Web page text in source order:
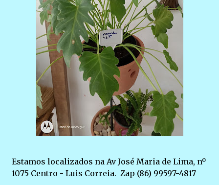
Estamos localizados na Av José Maria de Lima, nº
1075 Centro - Luis Correia. Zap (86) 99597-4817